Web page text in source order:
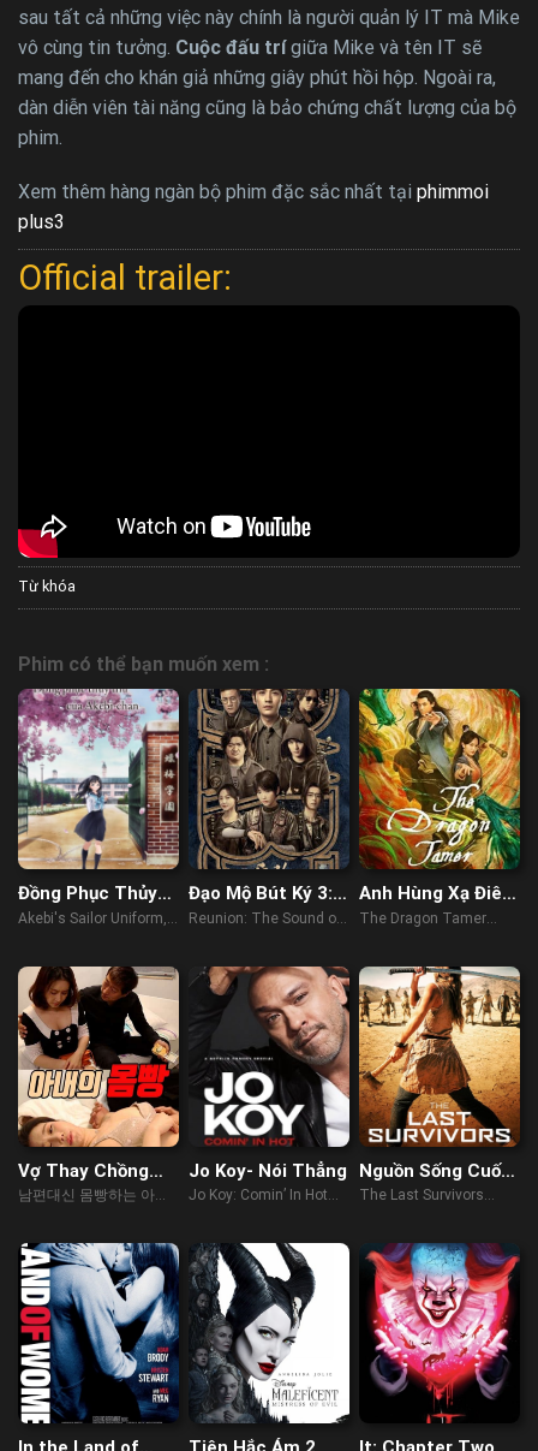
sau tất cả những việc này chính là người quản lý IT mà Mike
vô cùng tin tưởng. Cuộc đấu trígiữa Mike và tên IT sẽ
mang đến cho khán giả những giây phút hồi hộp. Ngoài ra,
dàn diễn viên tài năng cũng là bảo chứng chất lượng của bộ
phim.
Xem thêm hàng ngàn bộ phim đặc sắc nhất tại phimmoi
plus3
Official trailer:
Từ khóa
Phim có thể bạn muốn xem :
Đồng Phục Thủy
Thủ Của Akebi
Akebi's Sailor Uniform,
Fuku (2022)
Đạo Mộ Bút Ký 3:
Trùng Khởi – Cực
Reunion: The Sound of
Anh Hùng Xạ Điêu
– Giáng Long
The Dragon Tamer
Vợ Thay Chồng
Trả Nợ
남편대신 몸빵하는 아내
Jo Koy- Nói Thẳng
Jo Koy: Comin’ In Hot
Nguồn Sống Cuối
Cùng
The Last Survivors